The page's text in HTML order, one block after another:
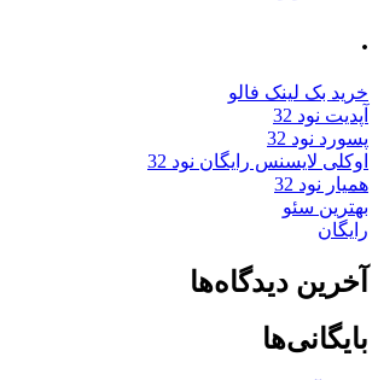
.
خرید بک لینک فالو
آپدیت نود 32
پسورد نود 32
اوکلی لایسنس رایگان نود 32
همیار نود 32
بهترین سئو
رایگان
آخرین دیدگاه‌ها
بایگانی‌ها